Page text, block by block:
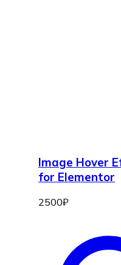
Image Hover
for Elementor
2500₽